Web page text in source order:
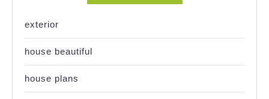
exterior
house beautiful
house plans